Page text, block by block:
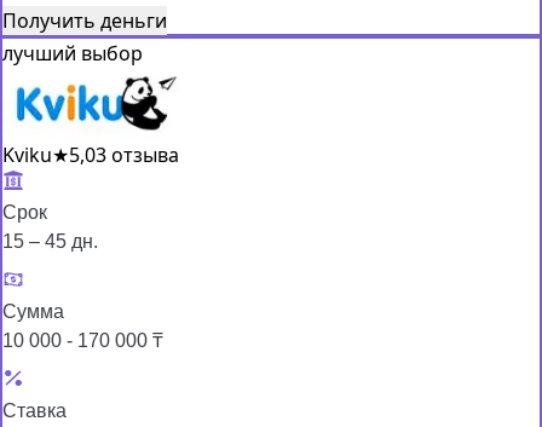
Получить деньги
лучший выбор
Kviku★5,03 отзыва
Срок
15 – 45 дн.
Сумма
10 000 - 170 000 ₸
Ставка